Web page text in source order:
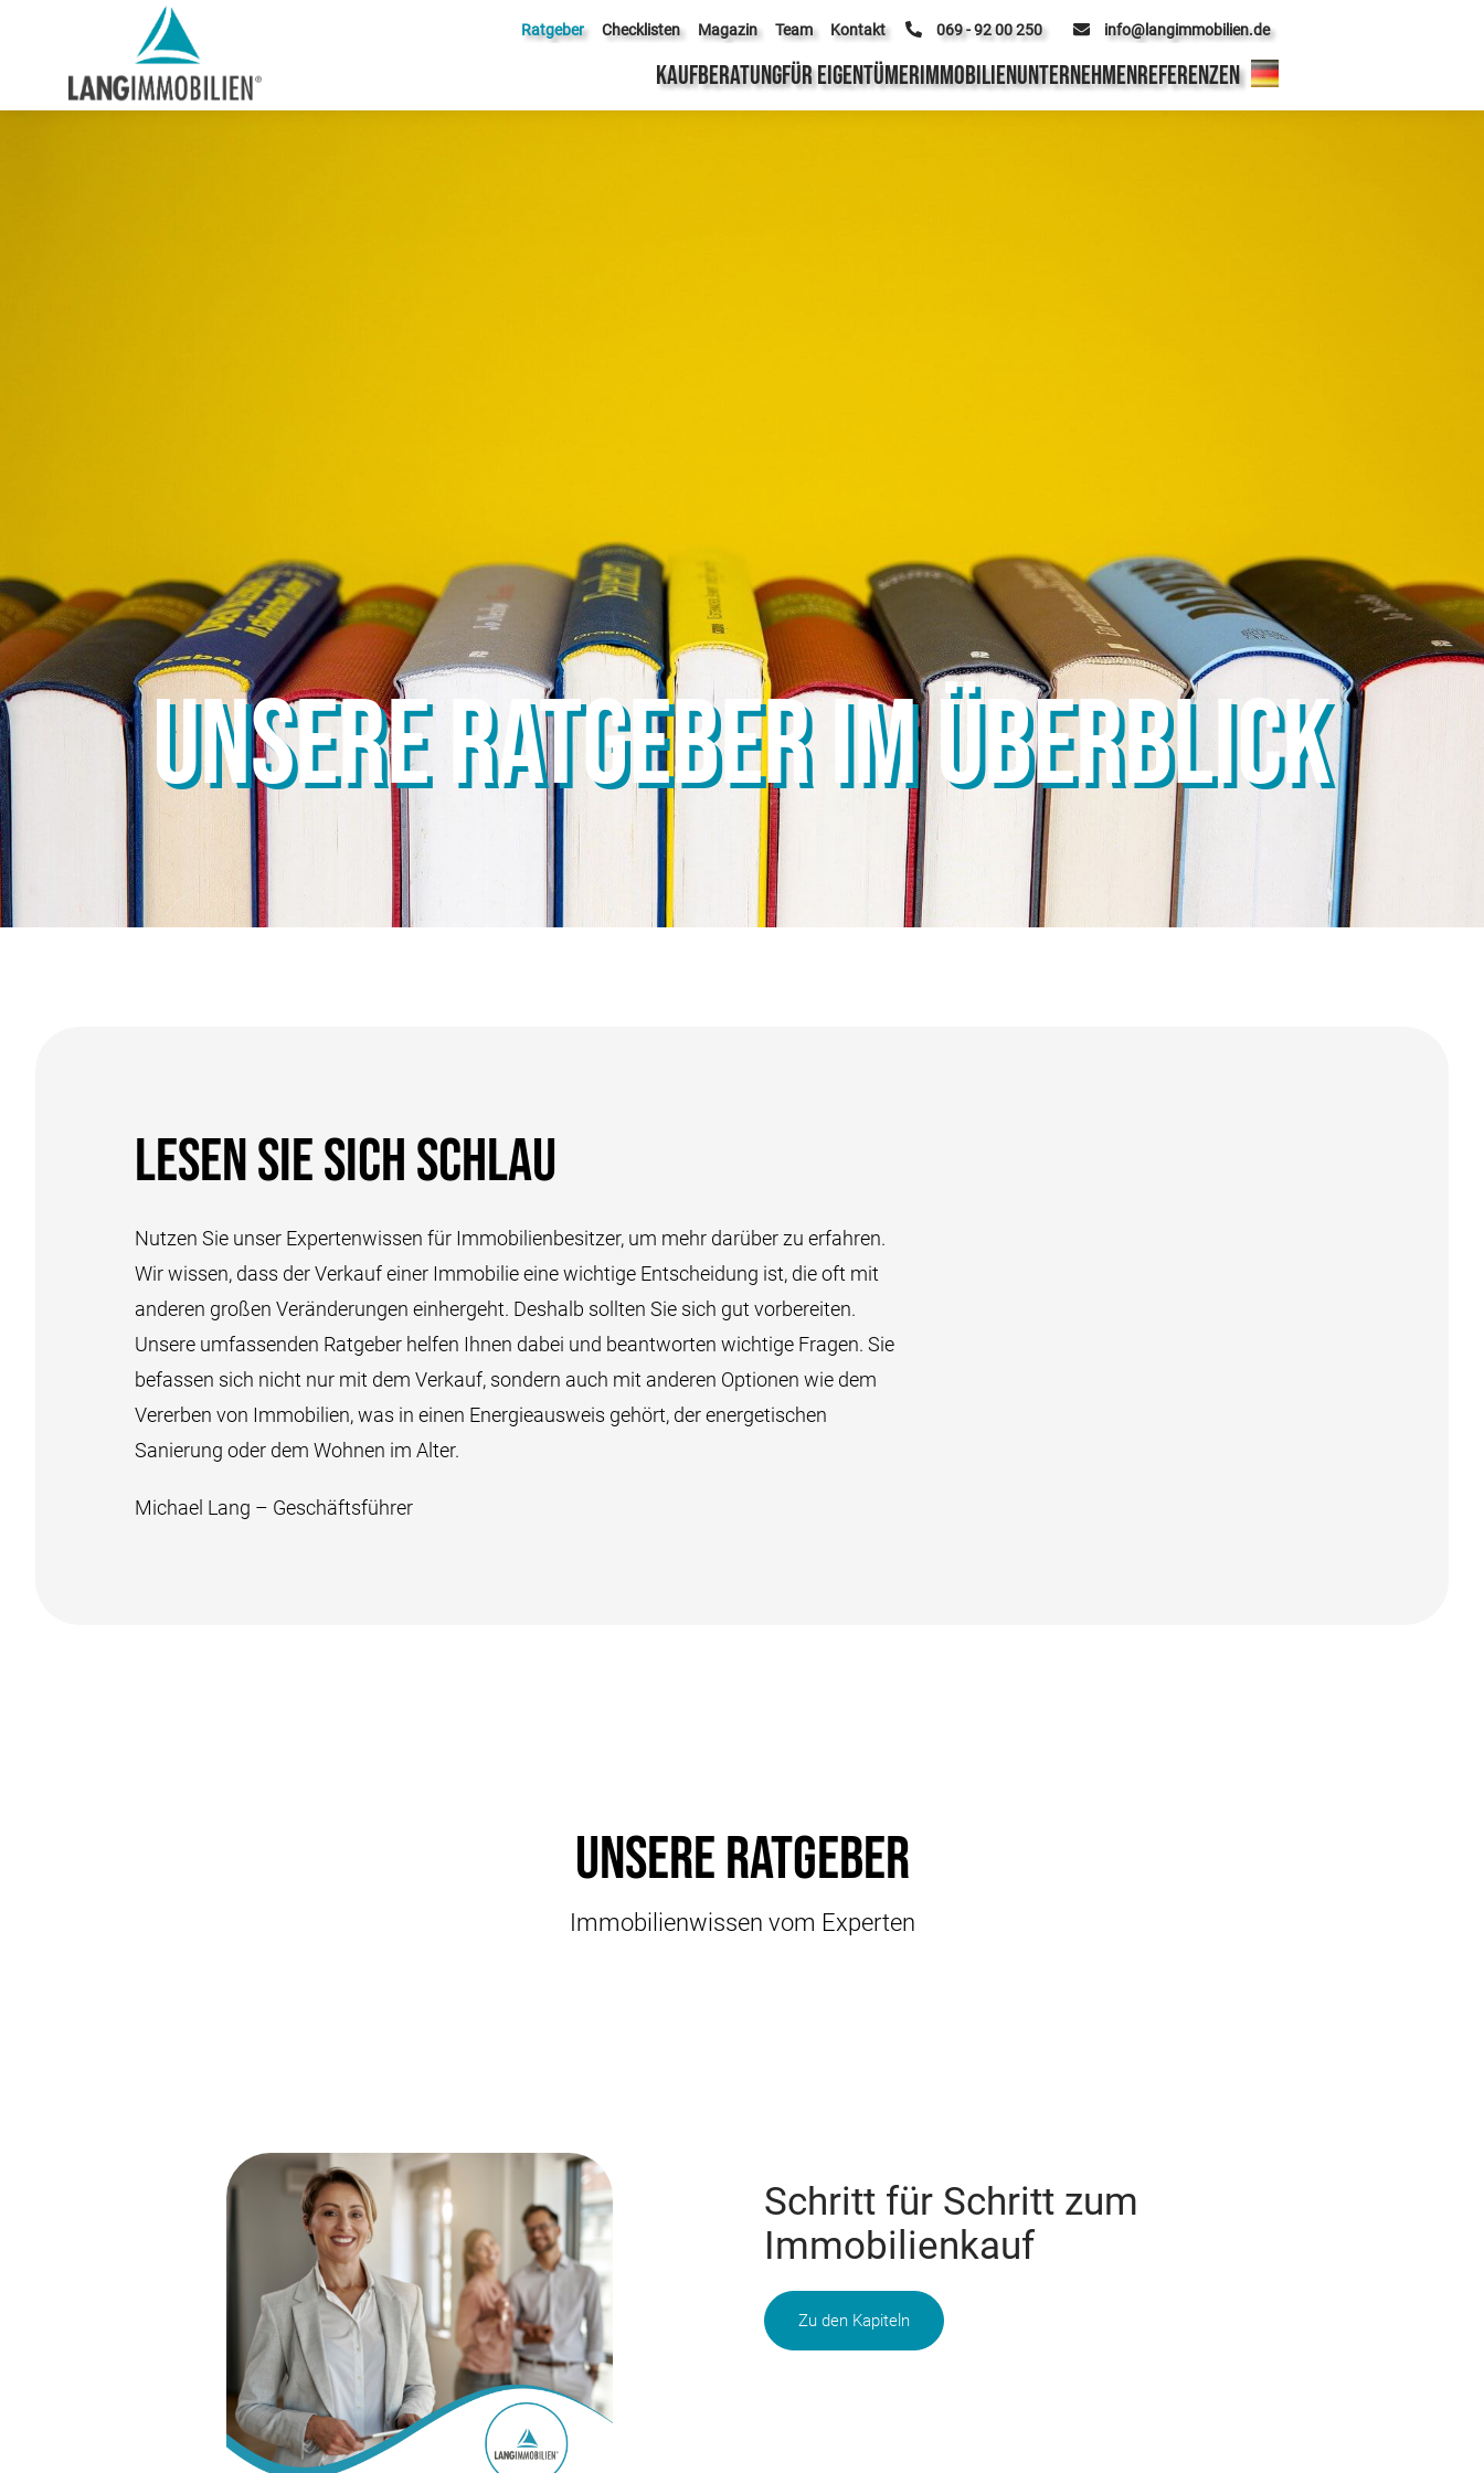
Ratgeber Checklisten Magazin Team Kontakt 069 - 92 00 250 info@langimmobilien.de
KAUFBERATUNGFÜR EIGENTÜMERIMMOBILIENUNTERNEHMENREFERENZEN
UNSERE RATGEBER IM ÜBERBLICK
Lesen Sie sich schlau
Nutzen Sie unser Expertenwissen für Immobilienbesitzer, um mehr darüber zu erfahren.
Wir wissen, dass der Verkauf einer Immobilie eine wichtige Entscheidung ist, die oft mit
anderen großen Veränderungen einhergeht. Deshalb sollten Sie sich gut vorbereiten.
Unsere umfassenden Ratgeber helfen Ihnen dabei und beantworten wichtige Fragen. Sie
befassen sich nicht nur mit dem Verkauf, sondern auch mit anderen Optionen wie dem
Vererben von Immobilien, was in einen Energieausweis gehört, der energetischen
Sanierung oder dem Wohnen im Alter.
Michael Lang – Geschäftsführer
Unsere Ratgeber
Immobilienwissen vom Experten
Schritt für Schritt zum
Immobilienkauf
Zu den Kapiteln